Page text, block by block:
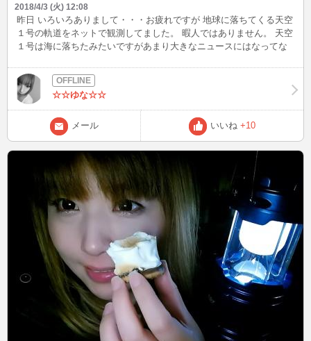
2018/4/3 (火) 12:08
昨日 いろいろありまして・・・お疲れですが 地球に落ちてくる天空
１号の軌道をネットで観測してました。 暇人ではありません。 天空
１号は海に落ちたみたいですがあまり大きなニュースにはなってな
しろいですよ。 ちなみに普段は天気予報 雲の動き 地震の動きを
毎日 １度は見ています。 ちょっとした 観測オタクなのかもしれ
ません☆☆ゆな☆☆
メール いいね +10